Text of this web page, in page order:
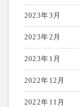
2023年3月
2023年2月
2023年1月
2022年12月
2022年11月